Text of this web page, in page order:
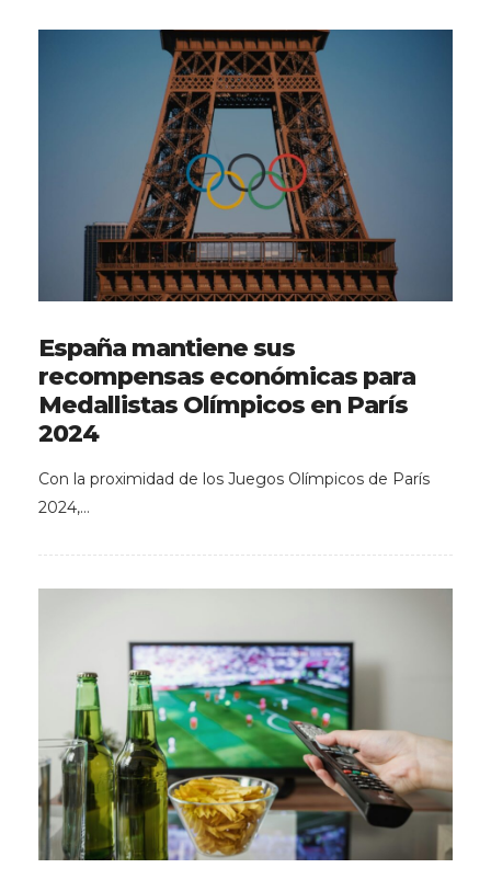
España mantiene sus
recompensas económicas para
Medallistas Olímpicos en París
2024
Con la proximidad de los Juegos Olímpicos de París
2024,…